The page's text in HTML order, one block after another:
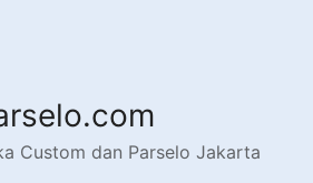
Custom dan Parselo Jakarta